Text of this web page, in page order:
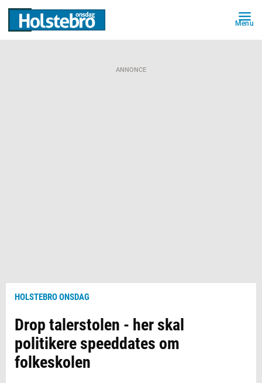
Menu
ANNONCE
HOLSTEBRO ONSDAG
Drop talerstolen - her skal
politikere speeddates om
folkeskolen